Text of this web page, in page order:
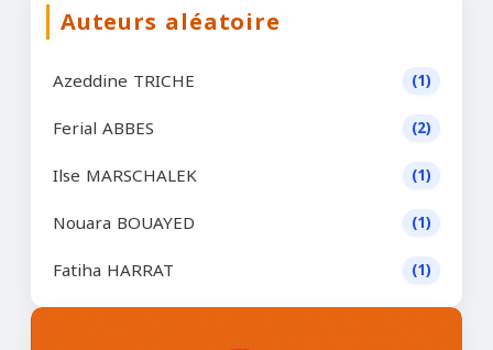
Auteurs aléatoire
Azeddine TRICHE (1)
Ferial ABBES (2)
Ilse MARSCHALEK (1)
Nouara BOUAYED (1)
Fatiha HARRAT (1)